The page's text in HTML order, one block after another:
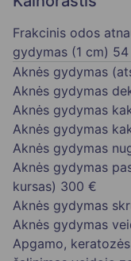
Frakcinis odos
gydymas (1 cm)
Aknės gydymas
Aknės gydymas
Aknės gydymas
Aknės gydymas
Aknės gydymas
Aknės gydymas
kursas) 300 €
Aknės gydymas
Aknės gydymas
Apgamo,